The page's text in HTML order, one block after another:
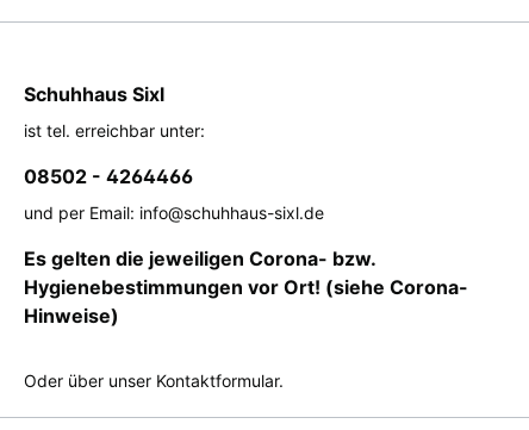
Schuhhaus Sixl
ist tel. erreichbar unter:
08502 - 4264466
und per Email: info@schuhhaus-sixl.de
Es gelten die jeweiligen Corona- bzw.
Hygienebestimmungen vor Ort! (siehe Corona-
Hinweise)
Oder über unser Kontaktformular.